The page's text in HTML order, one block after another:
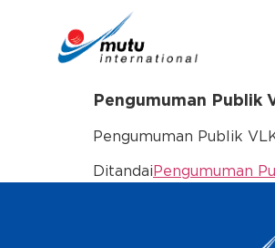
Pengumuman Publik
Pengumuman Publik
Ditandai Pengumuman